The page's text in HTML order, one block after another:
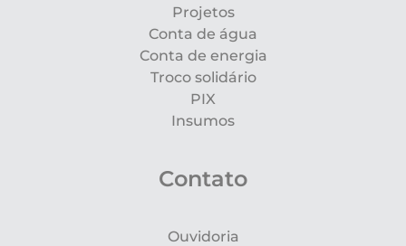
Projetos
Conta de água
Conta de energia
Troco solidário
PIX
Insumos
Contato
Ouvidoria